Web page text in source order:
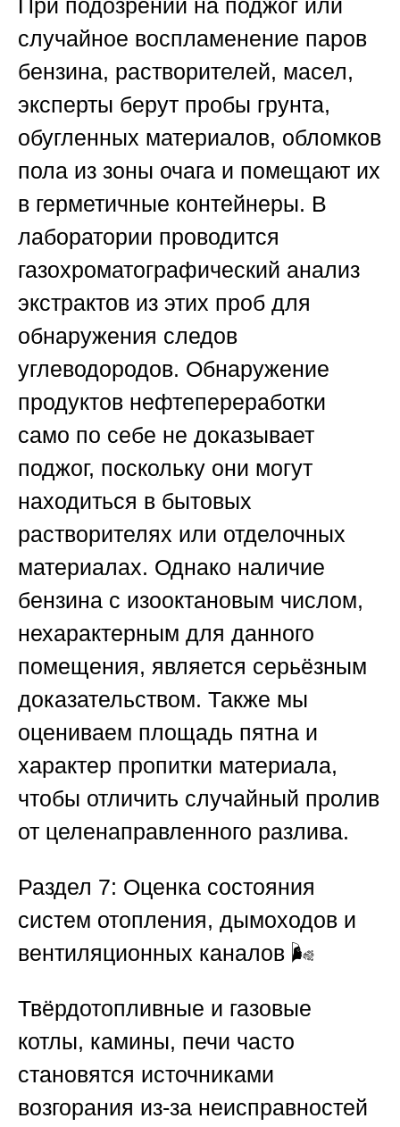
При подозрении на поджог или
случайное воспламенение паров
бензина, растворителей, масел,
эксперты берут пробы грунта,
обугленных материалов, обломков
пола из зоны очага и помещают их
в герметичные контейнеры. В
лаборатории проводится
газохроматографический анализ
экстрактов из этих проб для
обнаружения следов
углеводородов. Обнаружение
продуктов нефтепереработки
само по себе не доказывает
поджог, поскольку они могут
находиться в бытовых
растворителях или отделочных
материалах. Однако наличие
бензина с изооктановым числом,
нехарактерным для данного
помещения, является серьёзным
доказательством. Также мы
оцениваем площадь пятна и
характер пропитки материала,
чтобы отличить случайный пролив
от целенаправленного разлива.
Раздел 7: Оценка состояния
систем отопления, дымоходов и
вентиляционных каналов 🌬️
Твёрдотопливные и газовые
котлы, камины, печи часто
становятся источниками
возгорания из-за неисправностей